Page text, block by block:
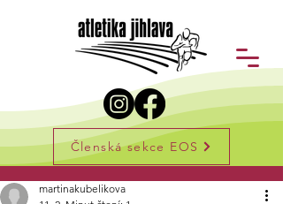
Členská sekce EOS
Příspěvek
martinakubelikova